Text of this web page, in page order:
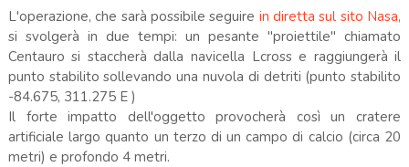
L'operazione, che sarà possibile seguire in diretta sul sito Nasa,
si svolgerà in due tempi: un pesante "proiettile" chiamato
Centauro si staccherà dalla navicella Lcross e raggiungerà il
punto stabilito sollevando una nuvola di detriti (punto stabilito
-84.675, 311.275 E )
Il forte impatto dell'oggetto provocherà così un cratere
artificiale largo quanto un terzo di un campo di calcio (circa 20
metri) e profondo 4 metri.